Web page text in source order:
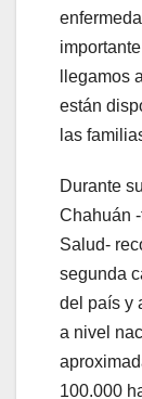
llegamos
están
las
Durante
Chahuán
Salud-
segunda
del país y
a nivel
100.000